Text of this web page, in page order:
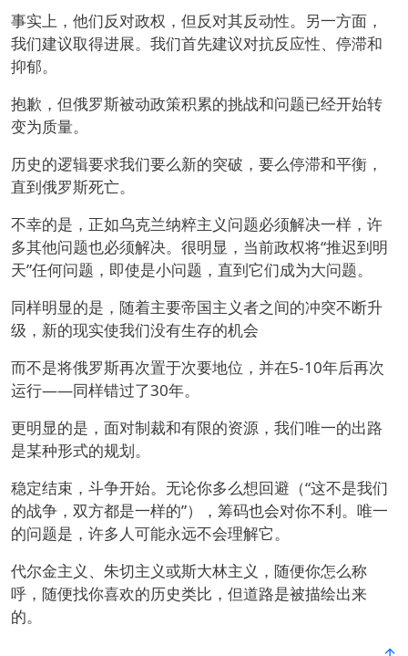
事实上，他们反对政权，但反对其反动性。另一方面，
我们建议取得进展。我们首先建议对抗反应性、停滞和
抑郁。
抱歉，但俄罗斯被动政策积累的挑战和问题已经开始转
变为质量。
历史的逻辑要求我们要么新的突破，要么停滞和平衡，
直到俄罗斯死亡。
不幸的是，正如乌克兰纳粹主义问题必须解决一样，许
多其他问题也必须解决。很明显，当前政权将“推迟到明
天”任何问题，即使是小问题，直到它们成为大问题。
同样明显的是，随着主要帝国主义者之间的冲突不断升
级，新的现实使我们没有生存的机会
而不是将俄罗斯再次置于次要地位，并在5-10年后再次
运行——同样错过了30年。
更明显的是，面对制裁和有限的资源，我们唯一的出路
是某种形式的规划。
稳定结束，斗争开始。无论你多么想回避（“这不是我们
的战争，双方都是一样的”），筹码也会对你不利。唯一
的问题是，许多人可能永远不会理解它。
代尔金主义、朱切主义或斯大林主义，随便你怎么称
呼，随便找你喜欢的历史类比，但道路是被描绘出来
的。